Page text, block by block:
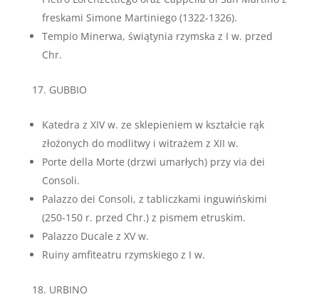
freskami Simone Martiniego (1322-1326).
Tempio Minerwa, świątynia rzymska z I w. przed
Chr.
GUBBIO
Katedra z XIV w. ze sklepieniem w kształcie rąk
złożonych do modlitwy i witrażem z XII w.
Porte della Morte (drzwi umarłych) przy via dei
Consoli.
Palazzo dei Consoli, z tabliczkami inguwińskimi
(250-150 r. przed Chr.) z pismem etruskim.
Palazzo Ducale z XV w.
Ruiny amfiteatru rzymskiego z I w.
URBINO